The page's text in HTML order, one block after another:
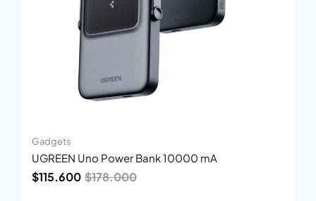
Gadgets
UGREEN Uno Power Bank 10000 mA
$178.000
$115.600